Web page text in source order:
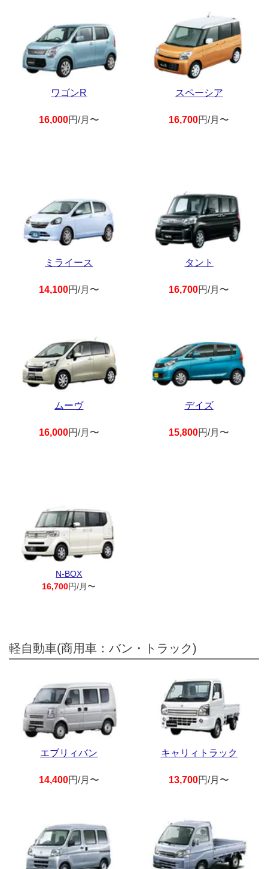
ワゴンR
16,000円/月〜
スペーシア
16,700円/月〜
ミライース
14,100円/月〜
タント
16,700円/月〜
ムーヴ
16,000円/月〜
デイズ
15,800円/月〜
N-BOX
16,700円/月〜
軽自動車(商用車：バン・トラック)
エブリィバン
14,400円/月〜
キャリィトラック
13,700円/月〜